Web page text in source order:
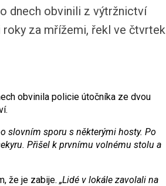
dnech obvinili z výtržnictví
za mřížemi, řekl ve čtvrtek
obvinila policie útočníka ze dvou
slovním sporu s některými hosty. Po
Přišel k prvnímu volnému stolu a
že je zabije. „Lidé v lokále zavolali na